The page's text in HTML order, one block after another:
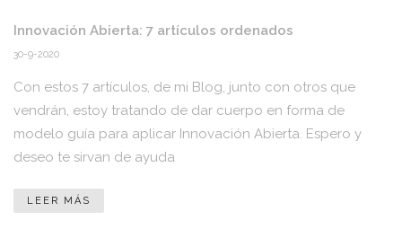
Innovación Abierta: 7 artículos ordenados
30-9-2020
Con estos 7 artículos, de mi Blog, junto con otros que
vendrán, estoy tratando de dar cuerpo en forma de
modelo guía para aplicar Innovación Abierta. Espero y
deseo te sirvan de ayuda
LEER MÁS